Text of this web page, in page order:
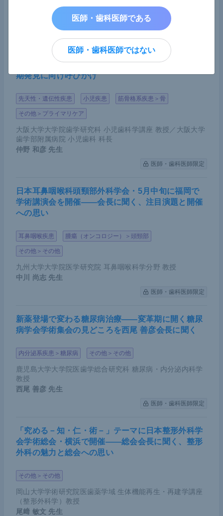
MedicalNoteExpert編集部
医師・歯科医師限定
乳歯早期脱落の陰に低ホスファターゼ症の可能性―
―「遭遇した歯科医は小児歯科専門医と連携を」早
期発見に向け呼びかけ
先天性・遺伝性疾患 小児疾患 筋骨格系疾患＞骨
その他＞プライマリケア
大阪大学大学院歯学研究科 小児歯科学講座 教授／大阪大学
歯学部附属病院 小児歯科 科長
仲野 和彦 先生
医師・歯科医師限定
日本耳鼻咽喉科頭頸部外科学会・5月中旬に福岡で
学術講演会を開催――会長に聞く、注目演題と開催
への思い
耳鼻咽喉疾患 腫瘍（オンコロジー）＞頭頸部
その他＞その他
九州大学大学院医学研究院 耳鼻咽喉科学分野 教授
中川 尚志 先生
医師・歯科医師限定
新薬登場で変わる糖尿病治療――変革期に開く糖尿
病学会学術集会の見どころを西尾 善彦会長に聞く
内分泌系疾患＞糖尿病 その他＞その他
鹿児島大学大学院医歯学総合研究科 糖尿病・内分泌内科学
教授
西尾 善彦 先生
医師・歯科医師限定
「究める－知・仁・術－」テーマに日本整形外科学
会学術総会・横浜で開催――総会会長に聞く、整形
外科の魅力と総会への思い
その他＞その他
岡山大学学術研究院医歯薬学域 生体機能再生・再建学講座
（整形外科学）教授
尾﨑 敏文 先生
医師・歯科医師ではない
医師・歯科医師である